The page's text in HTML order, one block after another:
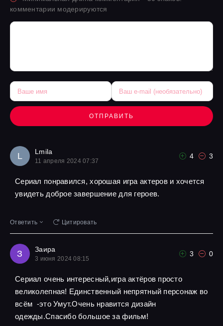
комментарии модерируются
ОТПРАВИТЬ
L Lmila
11 апреля 2024 07:37
4 3
Сериал понравился, хорошая игра актеров и хочется
увидеть доброе завершение для героев.
Ответить Цитировать
З Заира
3 июня 2024 08:15
3 0
Сериал очень интересный,игра актёров просто
великолепная! Единственный непрятный персонаж во
всём -это Умут.Очень нравится дизайн
одежды.Спасибо большое за фильм!